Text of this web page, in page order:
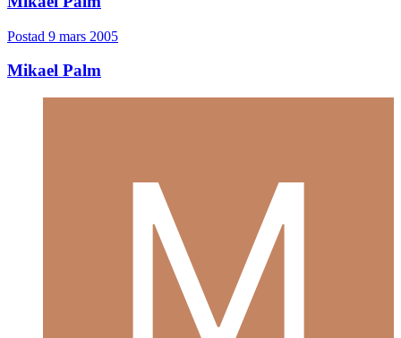
Postad 9 mars 2005
Mikael Palm